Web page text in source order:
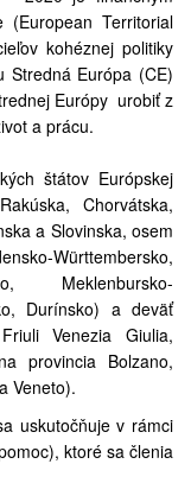
(European Territorial
kohéznej politiky
Stredná Európa (CE)
Európy urobiť z
a prácu.
štátov Európskej
Chorvátska,
a Slovinska, osem
Württembersko,
Meklenbursko-
Durínsko) a deväť
Venezia Giulia,
provincia Bolzano,
Veneto).
uskutočňuje v rámci
ktoré sa členia